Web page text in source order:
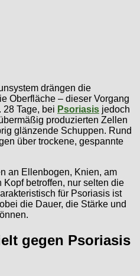
drängen die
Oberfläche – dieser Vorgang
Tage, bei Psoriasis jedoch
produzierten Zellen
glänzende Schuppen. Rund
über trockene, gespannte
an Ellenbogen, Knien, am
betroffen, nur selten die
für Psoriasis ist
die Dauer, die Stärke und
gegen Psoriasis